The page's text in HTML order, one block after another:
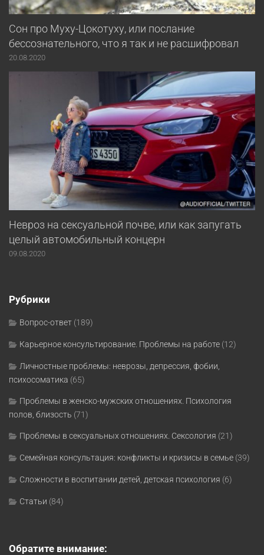
Сон про Муху-Цокотуху, или послание
бессознательного, что я так и не расшифровал
20.08.2020
Невроз на сексуальной почве, или как запугать
целый автомобильный концерн
09.08.2020
Рубрики
Вопрос-ответ (189)
Карьерное консультирование. Проблемы на работе (12)
Личностные проблемы: неврозы, депрессия, фобии,
психосоматика (65)
Проблемы в женско-мужских отношениях. Психология
полов, близость (71)
Проблемы в сексуальных отношениях. Сексология (21)
Семейная консультация: конфликты и кризисы в семье (39)
Сложности в воспитании детей, детская психология (6)
Статьи (84)
Обратите внимание: